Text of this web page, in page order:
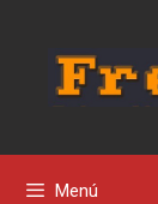
contenido
Menú